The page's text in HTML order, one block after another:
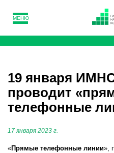
МЕНЮ
19 января
проводит
телефонные
17 января 2023 г.
«Прямые телефонные линии»,